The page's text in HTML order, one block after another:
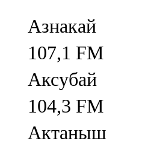
Азнакай
107,1 FM
Аксубай
104,3 FM
Актаныш